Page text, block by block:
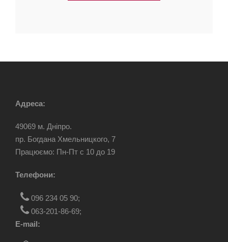
Адреса:
49069 м. Дніпро.
пр. Богдана Хмельницкого, 7
Працюємо: Пн-Пт c 10 до 19
Телефони:
096 234 05 90;
063-201-86-69;
E-mail: